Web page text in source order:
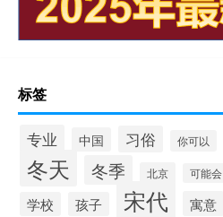
标签
专业 中国 习俗 你可以
冬天 冬季 北京 可能会
学校
孩子 宋代 寓意